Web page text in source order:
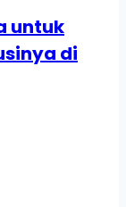
untuk
di